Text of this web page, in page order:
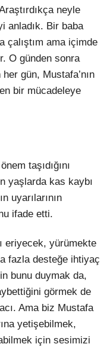
neyle
anladık. Bir baba
çalıştım ama içimde
O günden sonra
gün, Mustafa’nın
bir mücadeleye
taşıdığını
yaşlarda kas kaybı
uyarılarının
ifade etti.
eriyecek, yürümekte
fazla desteğe ihtiyaç
bunu duymak da,
görmek de
Ama biz Mustafa
yetişebilmek,
için sesimizi